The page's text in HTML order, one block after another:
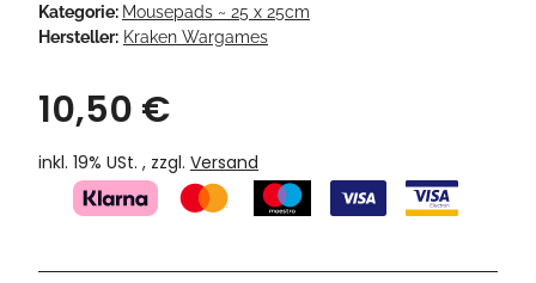
Kategorie: Mousepads ~ 25 x 25cm
Hersteller: Kraken Wargames
10,50 €
inkl. 19% USt. , zzgl. Versand